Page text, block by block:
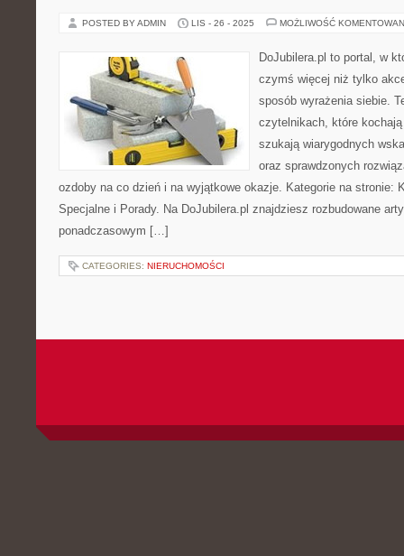
POSTED BY ADMIN LIS - 26 - 2025 MOŻLIWOŚĆ
DoJubilera.pl to portal, w
czymś więcej niż tylko
sposób wyrażenia siebie.
czytelnikach, które
szukają wiarygodnych
oraz sprawdzonych
ozdoby na co dzień i na wyjątkowe okazje. Kategorie na stronie:
Specjalne i Porady. Na DoJubilera.pl znajdziesz rozbudowane
ponadczasowym […]
CATEGORIES: NIERUCHOMOŚCI